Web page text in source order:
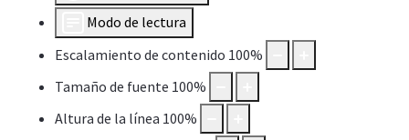
Modo de lectura
Escalamiento de contenido 100%
Tamaño de fuente 100%
Altura de la línea 100%